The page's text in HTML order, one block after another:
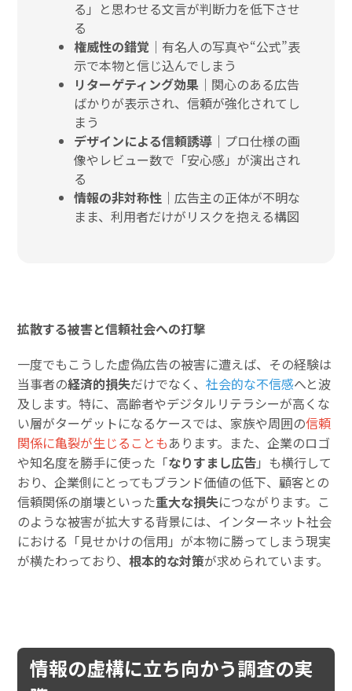
る」と思わせる文言が判断力を低下させ
る
権威性の錯覚 ｜有名人の写真や“公式”表
示で本物と信じ込んでしまう
リターゲティング効果 ｜関心のある広告
ばかりが表示され、信頼が強化されてし
まう
デザインによる信頼誘導 ｜プロ仕様の画
像やレビュー数で「安心感」が演出され
る
情報の非対称性 ｜広告主の正体が不明な
まま、利用者だけがリスクを抱える構図
拡散する被害と信頼社会への打撃
一度でもこうした虚偽広告の被害に遭えば、その経験は
当事者の経済的損失だけでなく、社会的な不信感へと波
及します。特に、高齢者やデジタルリテラシーが高くな
い層がターゲットになるケースでは、家族や周囲の信頼
関係に亀裂が生じることもあります。また、企業のロゴ
や知名度を勝手に使った「なりすまし広告」も横行して
おり、企業側にとってもブランド価値の低下、顧客との
信頼関係の崩壊といった重大な損失につながります。こ
のような被害が拡大する背景には、インターネット社会
における「見せかけの信用」が本物に勝ってしまう現実
が横たわっており、根本的な対策が求められています。
情報の虚構に立ち向かう調査の実